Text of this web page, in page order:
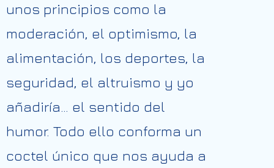
unos principios como la
moderación, el optimismo, la
alimentación, los deportes, la
seguridad, el altruismo y yo
añadiría… el sentido del
humor. Todo ello conforma un
coctel único que nos ayuda a